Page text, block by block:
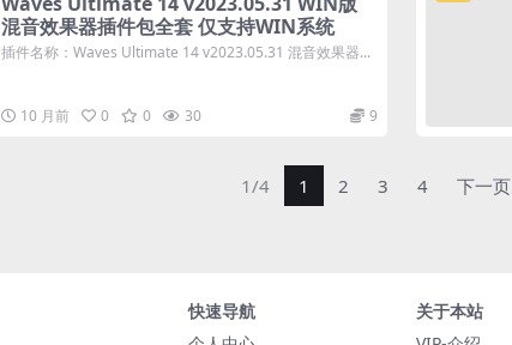
混音效果器插件包全套 仅支持WIN系统
插件名称：Waves Ultimate 14 v2023.05.31 混音效果器...
10 月前 0 0 30 9
1/4 1 2 3 4 下一页
快速导航
关于本站